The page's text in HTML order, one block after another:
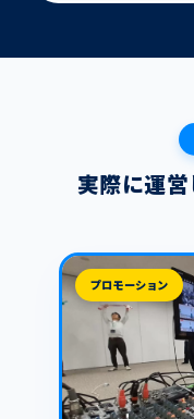
実際に運
プロモーション